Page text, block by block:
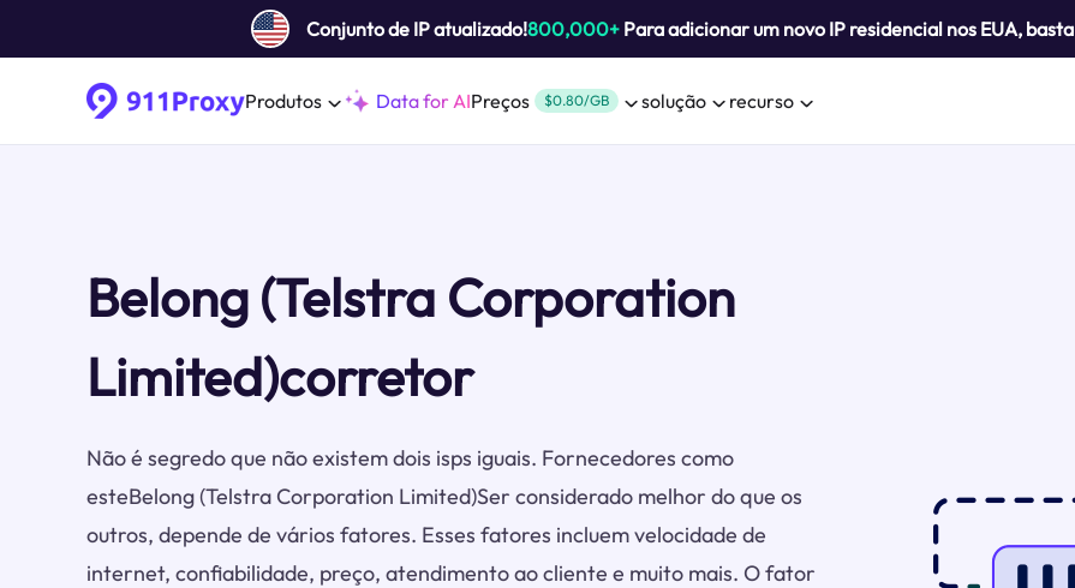
Conjunto de IP atualizado!800,000+ Para adicionar um novo IP residencial nos EUA, basta
Produtos Data for AIPreços $0.80/GB solução recurso
Belong (Telstra Corporation
Limited)corretor
Não é segredo que não existem dois isps iguais. Fornecedores como
esteBelong (Telstra Corporation Limited)Ser considerado melhor do que os
outros, depende de vários fatores. Esses fatores incluem velocidade de
internet, confiabilidade, preço, atendimento ao cliente e muito mais. O fator